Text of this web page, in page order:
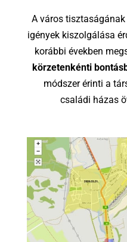
A város
igények kiszolgálása
korábbi években
körzetenkénti
módszer érinti a
családi házas